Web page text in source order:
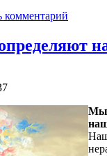
комментарий